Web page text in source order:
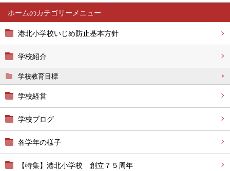
ホーム
港北小学校いじめ防止基本方針
学校紹介
学校教育目標
学校経営
学校ブログ
各学年の様子
【特集】港北小学校 創立７５周年